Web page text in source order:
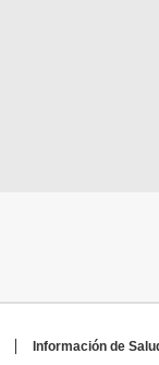
Información de